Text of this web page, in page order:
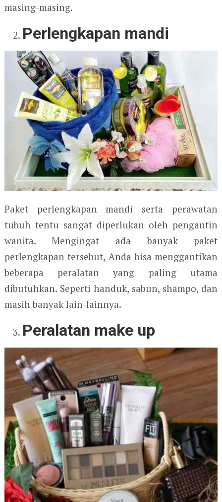
masing-masing.
Perlengkapan mandi
Paket perlengkapan mandi serta perawatan
tubuh tentu sangat diperlukan oleh pengantin
wanita. Mengingat ada banyak paket
perlengkapan tersebut, Anda bisa menggantikan
beberapa peralatan yang paling utama
dibutuhkan. Seperti handuk, sabun, shampo, dan
masih banyak lain-lainnya.
Peralatan make up